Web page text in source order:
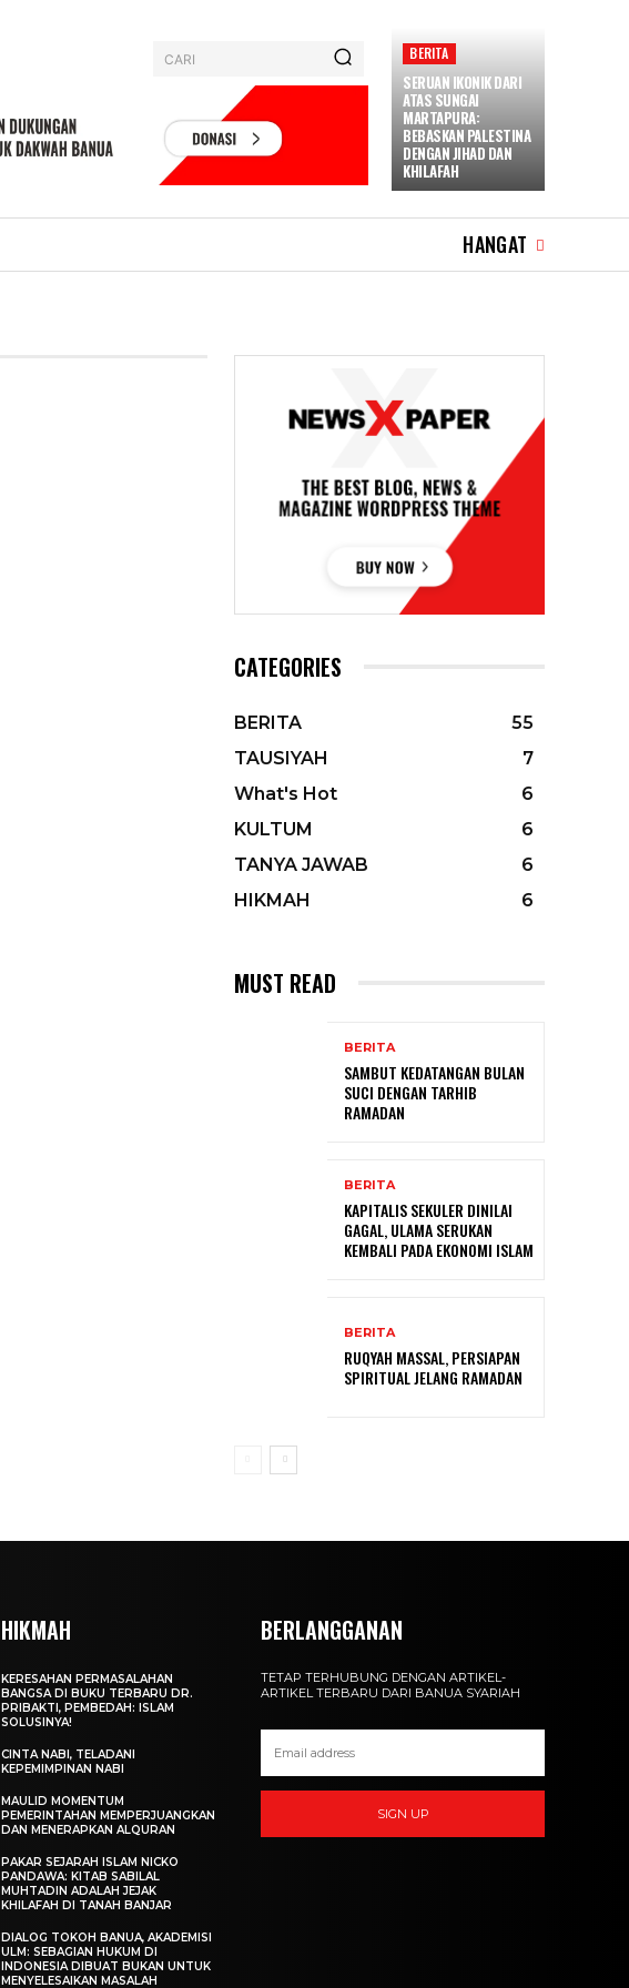
CARI BERITA
SERUAN IKONIK DARI
ATAS SUNGAI
MARTAPURA:
BEBASKAN PALESTINA
DENGAN JIHAD DAN
KHILAFAH
HANGAT
CATEGORIES
BERITA
55
TAUSIYAH
7
What's Hot
6
KULTUM
6
TANYA JAWAB
6
HIKMAH
6
MUST READ
BERITA
SAMBUT KEDATANGAN BULAN
SUCI DENGAN TARHIB
RAMADAN
BERITA
KAPITALIS SEKULER DINILAI
GAGAL, ULAMA SERUKAN
KEMBALI PADA EKONOMI ISLAM
BERITA
RUQYAH MASSAL, PERSIAPAN
SPIRITUAL JELANG RAMADAN
HIKMAH
KERESAHAN PERMASALAHAN
BANGSA DI BUKU TERBARU DR.
PRIBAKTI, PEMBEDAH: ISLAM
SOLUSINYA!
CINTA NABI, TELADANI
KEPEMIMPINAN NABI
MAULID MOMENTUM
PEMERINTAHAN MEMPERJUANGKAN
DAN MENERAPKAN ALQURAN
PAKAR SEJARAH ISLAM NICKO
PANDAWA: KITAB SABILAL
MUHTADIN ADALAH JEJAK
KHILAFAH DI TANAH BANJAR
DIALOG TOKOH BANUA, AKADEMISI
ULM: SEBAGIAN HUKUM DI
INDONESIA DIBUAT BUKAN UNTUK
MENYELESAIKAN MASALAH
BERLANGGANAN
TETAP TERHUBUNG DENGAN ARTIKEL-
ARTIKEL TERBARU DARI BANUA SYARIAH
SIGN UP